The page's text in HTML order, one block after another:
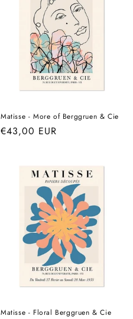
Matisse - More of Berggruen & Cie
Prix
€43,00 EUR
Matisse - Floral Berggruen & Cie